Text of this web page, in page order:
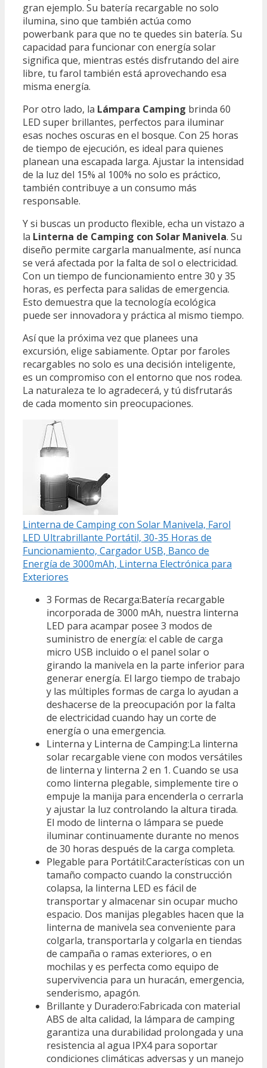
gran ejemplo. Su batería recargable no solo
ilumina, sino que también actúa como
powerbank para que no te quedes sin batería. Su
capacidad para funcionar con energía solar
significa que, mientras estés disfrutando del aire
libre, tu farol también está aprovechando esa
misma energía.
Por otro lado, la Lámpara Camping brinda 60
LED super brillantes, perfectos para iluminar
esas noches oscuras en el bosque. Con 25 horas
de tiempo de ejecución, es ideal para quienes
planean una escapada larga. Ajustar la intensidad
de la luz del 15% al 100% no solo es práctico,
también contribuye a un consumo más
responsable.
Y si buscas un producto flexible, echa un vistazo a
la Linterna de Camping con Solar Manivela. Su
diseño permite cargarla manualmente, así nunca
se verá afectada por la falta de sol o electricidad.
Con un tiempo de funcionamiento entre 30 y 35
horas, es perfecta para salidas de emergencia.
Esto demuestra que la tecnología ecológica
puede ser innovadora y práctica al mismo tiempo.
Así que la próxima vez que planees una
excursión, elige sabiamente. Optar por faroles
recargables no solo es una decisión inteligente,
es un compromiso con el entorno que nos rodea.
La naturaleza te lo agradecerá, y tú disfrutarás
de cada momento sin preocupaciones.
Linterna de Camping con Solar Manivela, Farol
LED Ultrabrillante Portátil, 30-35 Horas de
Funcionamiento, Cargador USB, Banco de
Energía de 3000mAh, Linterna Electrónica para
Exteriores
3 Formas de Recarga:Batería recargable
incorporada de 3000 mAh, nuestra linterna
LED para acampar posee 3 modos de
suministro de energía: el cable de carga
micro USB incluido o el panel solar o
girando la manivela en la parte inferior para
generar energía. El largo tiempo de trabajo
y las múltiples formas de carga lo ayudan a
deshacerse de la preocupación por la falta
de electricidad cuando hay un corte de
energía o una emergencia.
Linterna y Linterna de Camping:La linterna
solar recargable viene con modos versátiles
de linterna y linterna 2 en 1. Cuando se usa
como linterna plegable, simplemente tire o
empuje la manija para encenderla o cerrarla
y ajustar la luz controlando la altura tirada.
El modo de linterna o lámpara se puede
iluminar continuamente durante no menos
de 30 horas después de la carga completa.
Plegable para Portátil:Características con un
tamaño compacto cuando la construcción
colapsa, la linterna LED es fácil de
transportar y almacenar sin ocupar mucho
espacio. Dos manijas plegables hacen que la
linterna de manivela sea conveniente para
colgarla, transportarla y colgarla en tiendas
de campaña o ramas exteriores, o en
mochilas y es perfecta como equipo de
supervivencia para un huracán, emergencia,
senderismo, apagón.
Brillante y Duradero:Fabricada con material
ABS de alta calidad, la lámpara de camping
garantiza una durabilidad prolongada y una
resistencia al agua IPX4 para soportar
condiciones climáticas adversas y un manejo